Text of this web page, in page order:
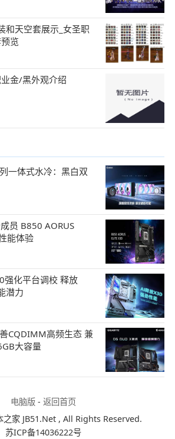
和天空套展示_女圣职
览
金/黑外观介绍
一体式水冷：黑白双
员 B850 AORUS
能体验
强化平台调校 释放
潜力
CQDIMM高频生态 兼
大容量
电脑版- 返回首页
之家 JB51.Net , All Rights Reserved.
苏ICP备14036222号